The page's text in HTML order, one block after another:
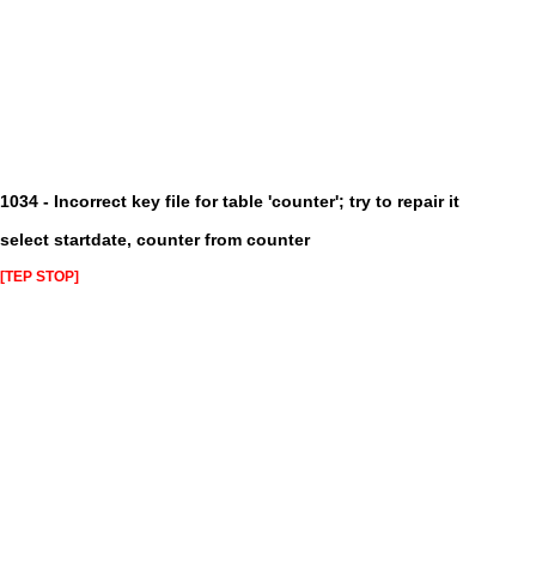
1034 - Incorrect key file for table 'counter'; try to repair it
select startdate, counter from counter
[TEP STOP]